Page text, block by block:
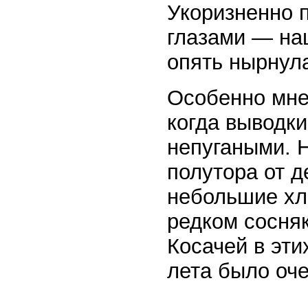
Укоризненно
глазами —
опять
Особенно
когда
непугаными.
полутора от
небольшие
редком
Косачей в
лета было